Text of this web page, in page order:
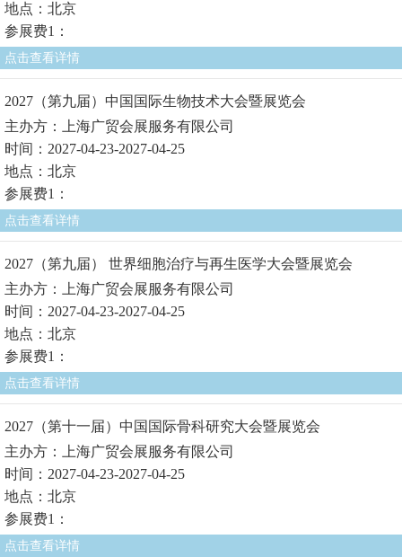
地点：北京
参展费1：
点击查看详情
2027（第九届）中国国际生物技术大会暨展览会
主办方：上海广贸会展服务有限公司
时间：2027-04-23-2027-04-25
地点：北京
参展费1：
点击查看详情
2027（第九届） 世界细胞治疗与再生医学大会暨展览会
主办方：上海广贸会展服务有限公司
时间：2027-04-23-2027-04-25
地点：北京
参展费1：
点击查看详情
2027（第十一届）中国国际骨科研究大会暨展览会
主办方：上海广贸会展服务有限公司
时间：2027-04-23-2027-04-25
地点：北京
参展费1：
点击查看详情